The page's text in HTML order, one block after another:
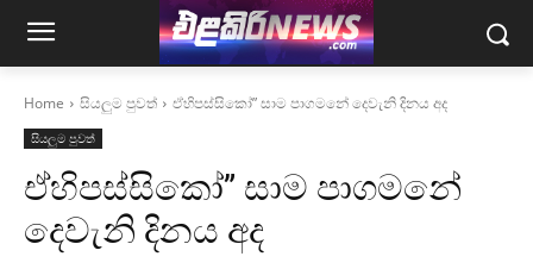
Home සියලුම පුවත් ඒහිපස්සිකෝ” සාම පාගමනේ දෙවැනි දිනය අද
සියලුම පුවත්
ඒහිපස්සිකෝ” සාම පාගමනේ
දෙවැනි දිනය අද